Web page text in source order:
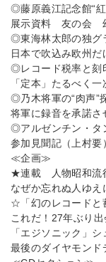
◎藤原義江記念館“
展示資料 友の会
◎東海林太郎の独グ
日本で吹込み欧州だ
◎レコード税率と刻
「定本」たるべく
◎乃木将軍の“肉声”
将軍に録音を承諾さ
◎アルゼンチン・タ
参加見聞記（上村要）
≪企画≫
★連載 人物昭和流
なぜか忘れぬ人ゆ
☆「幻のレコードと
これだ！27年ぶり出
「エジソニック」
最後のダイヤモンド